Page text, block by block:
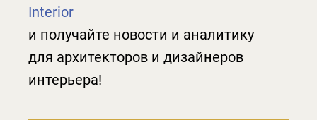
Interior
и получайте новости и аналитику
для архитекторов и дизайнеров
интерьера!